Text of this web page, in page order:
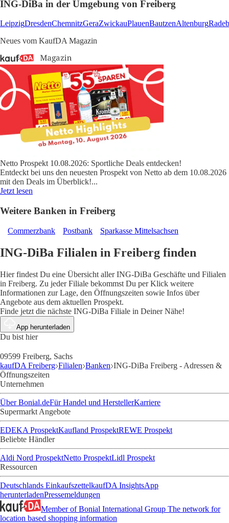
ING-DiBa in der Umgebung von Freiberg
LeipzigDresdenChemnitzGeraZwickauPlauenBautzenAltenburg
Neues vom KaufDA Magazin
Netto Prospekt 10.08.2026: Sportliche Deals entdecken!
Entdeckt bei uns den neuesten Prospekt von Netto ab dem 10.08.2026
mit den Deals im Überblick!...
Jetzt lesen
Weitere Banken in Freiberg
Commerzbank Postbank Sparkasse Mittelsachsen
ING-DiBa Filialen in Freiberg finden
Hier findest Du eine Übersicht aller ING-DiBa Geschäfte und Filialen
in Freiberg. Zu jeder Filiale bekommst Du per Klick weitere
Informationen zur Lage, den Öffnungszeiten sowie Infos über
Angebote aus dem aktuellen Prospekt.
Finde jetzt die nächste ING-DiBa Filiale in Deiner Nähe!
App herunterladen
Du bist hier
09599 Freiberg, Sachs
kaufDA Freiberg Filialen Banken ING-DiBa Freiberg - Adressen &
Öffnungszeiten
Unternehmen
Über Bonial.deFür Handel und HerstellerKarriere
Supermarkt Angebote
EDEKA ProspektKaufland ProspektREWE Prospekt
Beliebte Händler
Aldi Nord ProspektNetto ProspektLidl Prospekt
Ressourcen
Deutschlands EinkaufszettelkaufDA InsightsApp
herunterladenPressemeldungen
Member of Bonial International Group The network for
location based shopping information